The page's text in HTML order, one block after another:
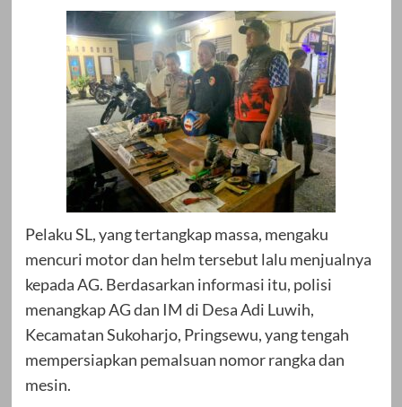
Pelaku SL, yang tertangkap massa, mengaku
mencuri motor dan helm tersebut lalu menjualnya
kepada AG. Berdasarkan informasi itu, polisi
menangkap AG dan IM di Desa Adi Luwih,
Kecamatan Sukoharjo, Pringsewu, yang tengah
mempersiapkan pemalsuan nomor rangka dan
mesin.